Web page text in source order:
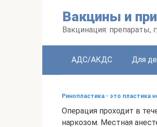
Вакцины и
Вакцинация:
АДС/АКДС Для
Ринопластика - это пластика
Операция проходит в
наркозом. Местная